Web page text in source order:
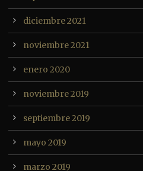
diciembre 2021
noviembre 2021
enero 2020
noviembre 2019
septiembre 2019
mayo 2019
marzo 2019